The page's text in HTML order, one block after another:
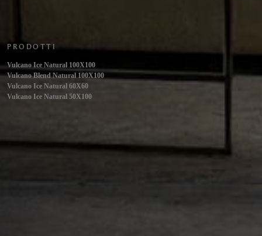
PRODOTTI
Vulcano Ice Natural 100X100
Vulcano Blend Natural 100X100
Vulcano Ice Natural 60X60
Vulcano Ice Natural 50X100